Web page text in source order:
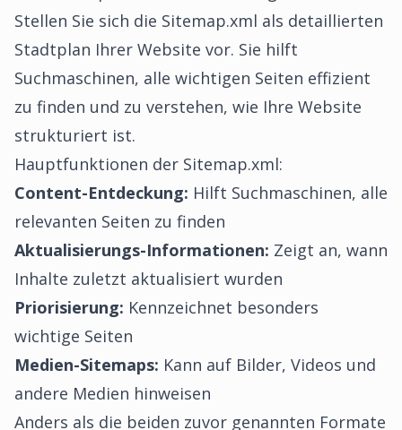
Stellen Sie sich die Sitemap.xml als detaillierten
Stadtplan Ihrer Website vor. Sie hilft
Suchmaschinen, alle wichtigen Seiten effizient
zu finden und zu verstehen, wie Ihre Website
strukturiert ist.
Hauptfunktionen der Sitemap.xml:
Content-Entdeckung: Hilft Suchmaschinen, alle
relevanten Seiten zu finden
Aktualisierungs-Informationen: Zeigt an, wann
Inhalte zuletzt aktualisiert wurden
Priorisierung: Kennzeichnet besonders
wichtige Seiten
Medien-Sitemaps: Kann auf Bilder, Videos und
andere Medien hinweisen
Anders als die beiden zuvor genannten Formate